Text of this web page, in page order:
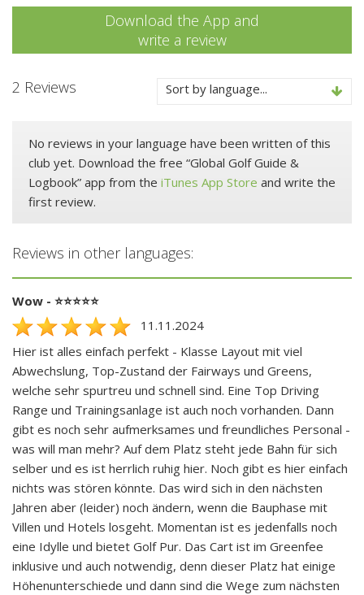
Download the App and
write a review
2 Reviews Sort by language...
No reviews in your language have been written of this
club yet. Download the free “Global Golf Guide &
Logbook” app from the iTunes App Store and write the
first review.
Reviews in other languages:
Wow - ⭐️⭐️⭐️⭐️⭐️
11.11.2024
Hier ist alles einfach perfekt - Klasse Layout mit viel
Abwechslung, Top-Zustand der Fairways und Greens,
welche sehr spurtreu und schnell sind. Eine Top Driving
Range und Trainingsanlage ist auch noch vorhanden. Dann
gibt es noch sehr aufmerksames und freundliches Personal -
was will man mehr? Auf dem Platz steht jede Bahn für sich
selber und es ist herrlich ruhig hier. Noch gibt es hier einfach
nichts was stören könnte. Das wird sich in den nächsten
Jahren aber (leider) noch ändern, wenn die Bauphase mit
Villen und Hotels losgeht. Momentan ist es jedenfalls noch
eine Idylle und bietet Golf Pur. Das Cart ist im Greenfee
inklusive und auch notwendig, denn dieser Platz hat einige
Höhenunterschiede und dann sind die Wege zum nächsten